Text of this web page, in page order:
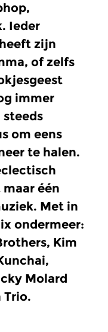
Ieder
zijn
of zelfs
immer
om eens
te halen.
één
Met in
ondermeer:
Kim
Molard
Trio.